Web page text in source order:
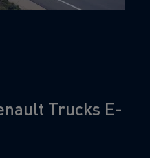
Trucks E-